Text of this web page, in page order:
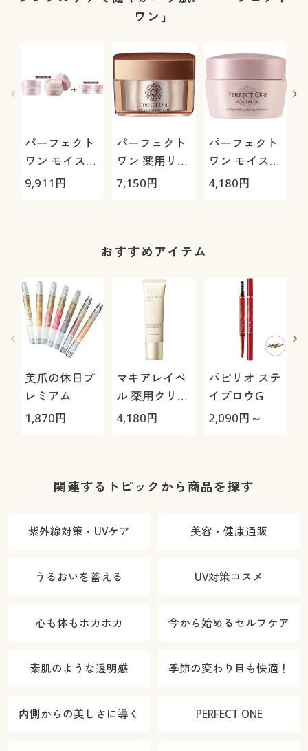
ワン」
パーフェクト
ワン モイスチ
ャージェル特
9,911 円
パーフェクト
ワン 薬用リン
クルストレッ
7,150円
パーフェクト
ワン モイスチ
ャージェル
4,180円
おすすめアイテム
美爪の休日プ
レミアム
1,870円
マキアレイベ
ル 薬用クリア
エステヴェー
4,180円
パピリオ ステ
イブロウG
2,090円～
関連するトピックから商品を探す
紫外線対策・UVケア 美容・健康通販
うるおいを蓄える UV対策コスメ
心も体もホカホカ 今から始めるセルフケア
素肌のような透明感 季節の変わり目も快適！
内側からの美しさに導く PERFECT ONE